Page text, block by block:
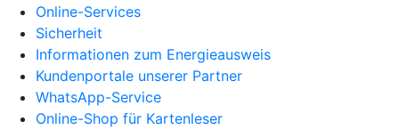
Online-Services
Sicherheit
Informationen zum Energieausweis
Kundenportale unserer Partner
WhatsApp-Service
Online-Shop für Kartenleser